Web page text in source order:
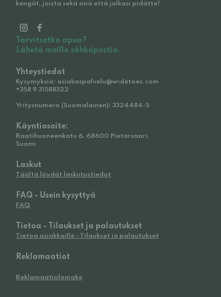
kengät, joista sekä sinä että jalkasi pidätte!
Tarvitsetko apua?
Lähetä meille sähköpostia.
Yhteystiedot
Kysymyksiä: asiakaspalvelu@widetoes.com
+358 9 31588322
Yritysnumero (Suomalainen): 3324484-5
Käyntiosoite:
Raatihuoneenkatu 6, 68600 Pietarsaari,
Suomi
Laskut
Täältä löydät laskutustiedot
FAQ - Usein kysyttyä
FAQ
Tietoa - Tilaukset ja palautukset
Tietoa asiakkaille - Tilaukset ja palautukset
Reklamaatiot
Reklamaatiolomake